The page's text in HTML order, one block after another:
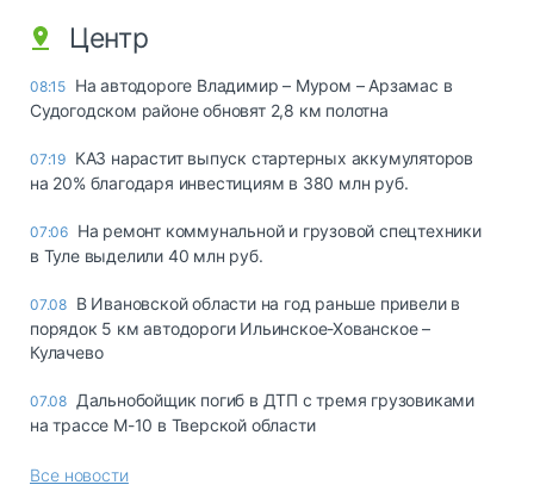
Центр
08:15 На автодороге Владимир – Муром – Арзамас в
Судогодском районе обновят 2,8 км полотна
07:19 КАЗ нарастит выпуск стартерных аккумуляторов
на 20% благодаря инвестициям в 380 млн руб.
07:06 На ремонт коммунальной и грузовой спецтехники
в Туле выделили 40 млн руб.
07.08 В Ивановской области на год раньше привели в
порядок 5 км автодороги Ильинское-Хованское –
Кулачево
07.08 Дальнобойщик погиб в ДТП с тремя грузовиками
на трассе М-10 в Тверской области
Все новости